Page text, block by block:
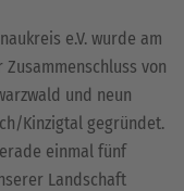
e.V. wurde am
von
und neun
Kinzigtal gegründet.
einmal fünf
Landschaft